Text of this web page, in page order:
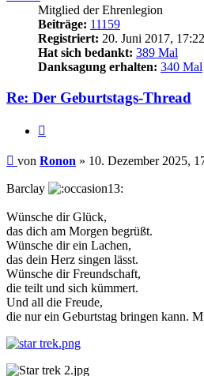
Mitglied der Ehrenlegion
Beiträge: 11159
Registriert: 20. Juni 2017, 17:22
Hat sich bedankt: 389 Mal
Danksagung erhalten: 340 Mal
Re: Der Geburtstags-Thread
Beitrag
von Ronon » 10. Dezember 2025,
Barclay
Wünsche dir Glück,
das dich am Morgen begrüßt.
Wünsche dir ein Lachen,
das dein Herz singen lässt.
Wünsche dir Freundschaft,
die teilt und sich kümmert.
Und all die Freude,
die nur ein Geburtstag bringen kann.